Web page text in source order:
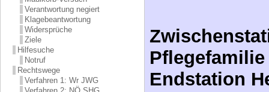
Verantwortung negiert
Klagebeantwortung
Widersprüche
Ziele
Hilfesuche
Notruf
Rechtswege
Verfahren 1: Wr JWG
Endstation
Nach einer